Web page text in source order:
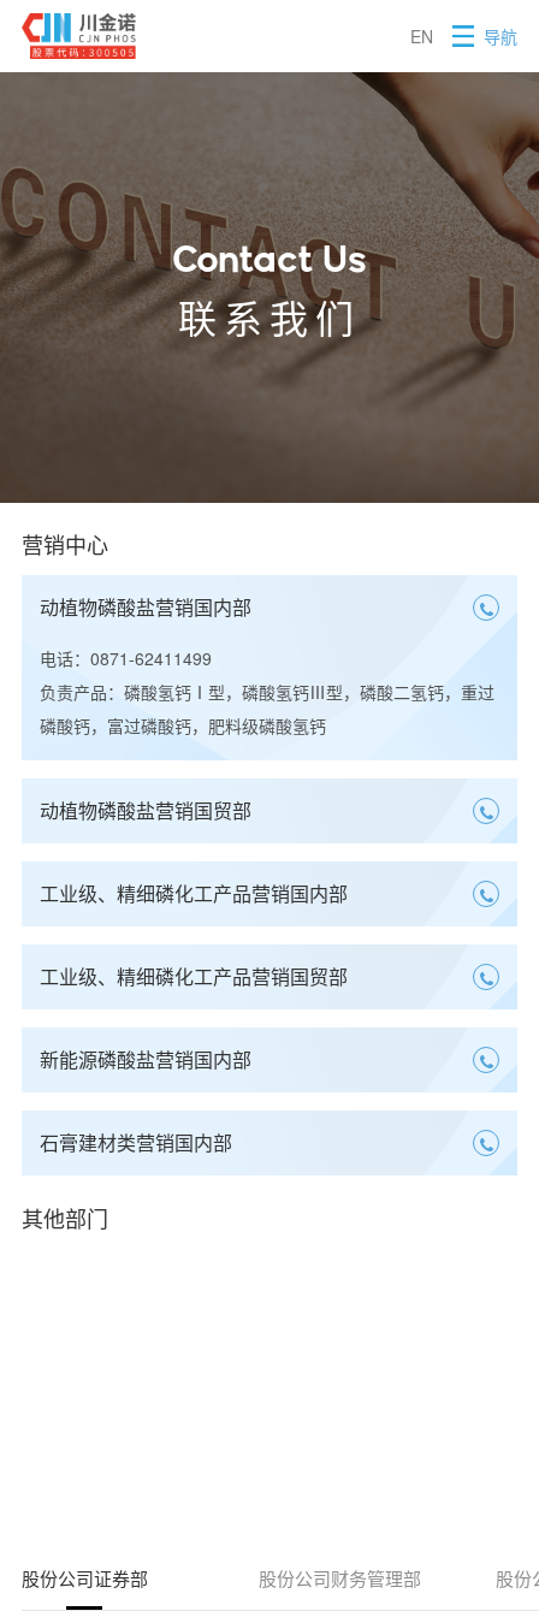
EN 导航
Contact Us
联系我们
营销中心
动植物磷酸盐营销国内部
电话：0871-62411499
负责产品：磷酸氢钙Ⅰ型，磷酸氢钙Ⅲ型，磷酸二氢钙，重过
磷酸钙，富过磷酸钙，肥料级磷酸氢钙
动植物磷酸盐营销国贸部
工业级、精细磷化工产品营销国内部
工业级、精细磷化工产品营销国贸部
新能源磷酸盐营销国内部
石膏建材类营销国内部
其他部门
股份公司证券部 股份公司财务管理部 股份